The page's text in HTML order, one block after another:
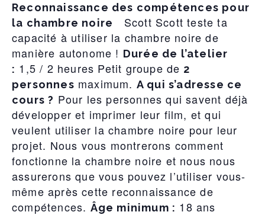
Reconnaissance des compétences pour
la chambre noire
Scott Scott teste ta
capacité à utiliser la chambre noire de
manière autonome ! Durée de l’atelier
: 1,5 / 2 heures Petit groupe de 2
personnes maximum. A qui s’adresse ce
cours ? Pour les personnes qui savent déjà
développer et imprimer leur film, et qui
veulent utiliser la chambre noire pour leur
projet. Nous vous montrerons comment
fonctionne la chambre noire et nous nous
assurerons que vous pouvez l’utiliser vous-
même après cette reconnaissance de
compétences. Âge minimum : 18 ans